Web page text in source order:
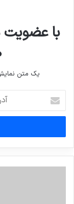
با عضویت
یک متن
ایمیل
خود
وارد
کنید